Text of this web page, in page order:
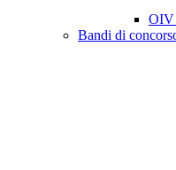
OIV
Bandi di